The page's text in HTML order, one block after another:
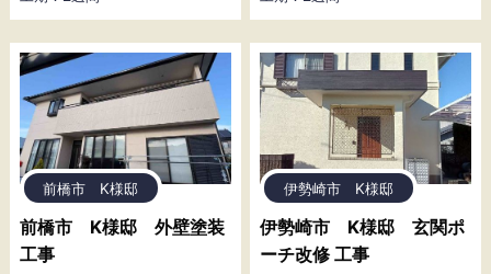
前橋市 K様邸
前橋市 K様邸 外壁塗装
工事
伊勢崎市 K様邸
伊勢崎市 K様邸 玄関ポ
ーチ改修 工事